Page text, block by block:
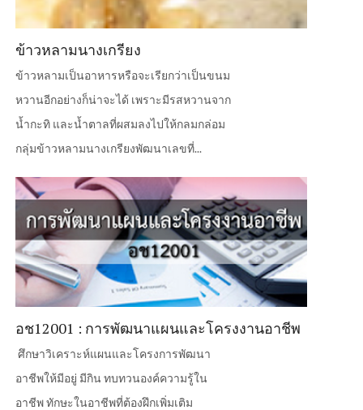
ข้าวหลามนางเกรียง
ข้าวหลามเป็นอาหารหรือจะเรียกว่าเป็นขนม
หวานอีกอย่างก็น่าจะได้ เพราะมีรสหวานจาก
น้ำกะทิ และน้ำตาลที่ผสมลงไปให้กลมกล่อม
กลุ่มข้าวหลามนางเกรียงพัฒนาเลขที่...
อช12001 : การพัฒนาแผนและโครงงานอาชีพ
ศึกษาวิเคราะห์แผนและโครงการพัฒนา
อาชีพให้มีอยู่ มีกิน ทบทวนองค์ความรู้ใน
อาชีพ ทักษะในอาชีพที่ต้องฝึกเพิ่มเติม